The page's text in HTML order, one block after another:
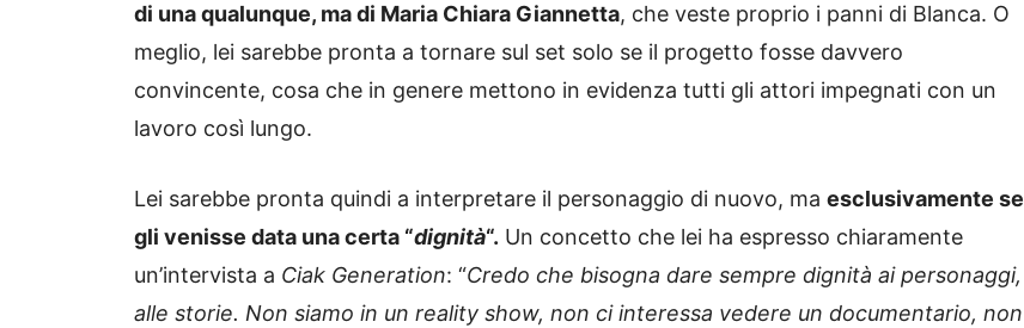
di una qualunque, ma di Maria Chiara Giannetta, che veste proprio i panni di Blanca. O
meglio, lei sarebbe pronta a tornare sul set solo se il progetto fosse davvero
convincente, cosa che in genere mettono in evidenza tutti gli attori impegnati con un
lavoro così lungo.
Lei sarebbe pronta quindi a interpretare il personaggio di nuovo, ma esclusivamente se
gli venisse data una certa “dignità“. Un concetto che lei ha espresso chiaramente
un’intervista a Ciak Generation: “Credo che bisogna dare sempre dignità ai personaggi,
alle storie. Non siamo in un reality show, non ci interessa vedere un documentario, non